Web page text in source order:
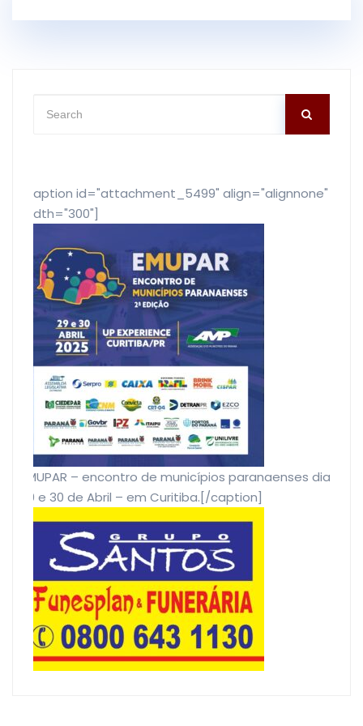
[caption id="attachment_5499" align="alignnone"
width="300"]
EMUPAR – encontro de municípios paranaenses dias
29 e 30 de Abril – em Curitiba.[/caption]